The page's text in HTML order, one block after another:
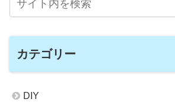
カテゴリー
DIY